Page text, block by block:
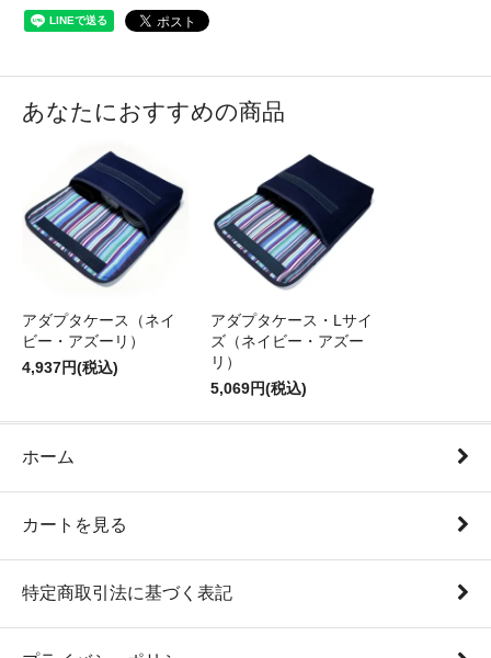
あなたにおすすめの商品
アダプタケース（ネイ
ビー・アズーリ）
4,937円(税込)
アダプタケース・Lサイ
ズ（ネイビー・アズー
リ）
5,069円(税込)
ホーム
カートを見る
特定商取引法に基づく表記